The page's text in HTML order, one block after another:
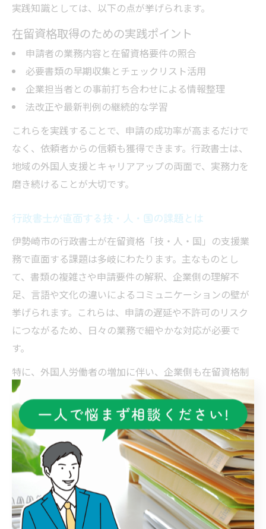
実践知識としては、以下の点が挙げられます。
在留資格取得のための実践ポイント
申請者の業務内容と在留資格要件の照合
必要書類の早期収集とチェックリスト活用
企業担当者との事前打ち合わせによる情報整理
法改正や最新判例の継続的な学習
これらを実践することで、申請の成功率が高まるだけで
なく、依頼者からの信頼も獲得できます。行政書士は、
地域の外国人支援とキャリアアップの両面で、実務力を
磨き続けることが大切です。
行政書士が直面する技・人・国の課題とは
伊勢崎市の行政書士が在留資格「技・人・国」の支援業
務で直面する課題は多岐にわたります。主なものとし
て、書類の複雑さや申請要件の解釈、企業側の理解不
足、言語や文化の違いによるコミュニケーションの壁が
挙げられます。これらは、申請の遅延や不許可のリスク
につながるため、日々の業務で細やかな対応が必要で
す。
特に、外国人労働者の増加に伴い、企業側も在留資格制
度への理解が追いついていないケースがあります。行政
書士は、企業への啓発活動や、申請前の説明会開催など
を通じて、制度の周知に努める必要があります。言語面
では、通訳や多言語資料の活用が有効です。
課題解決のためには、行政書士自身が最新情報を学び続
けること、地域コミュニティや専門家ネットワークと連
携することが不可欠です。こうした努力が、伊勢崎市で
の外国人支援と行政書士のキャリア形成につながりま